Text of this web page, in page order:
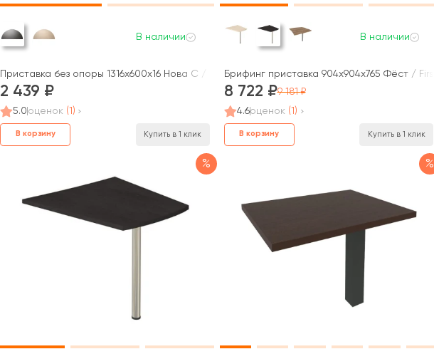
В наличии
Приставка без опоры 1316x600x16 Нова С / Nova S
2 439
5.0 оценок (1)
В корзину Купить в 1 клик
В наличии
Брифинг приставка 904x904x765 Фёст / First
8 722
9 181
4.6оценок (1)
В корзину Купить в 1 клик
% %